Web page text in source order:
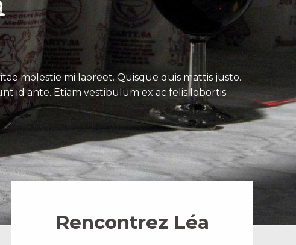
molestie mi laoreet. Quisque quis mattis justo.
id ante. Etiam vestibulum ex ac felis lobortis
Rencontrez Léa